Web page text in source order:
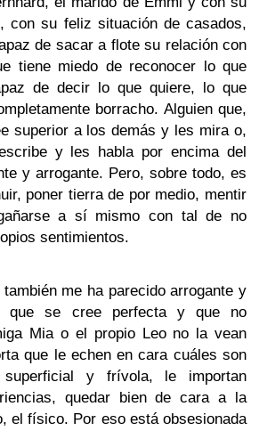
con su feliz situación de casados,
de sacar a flote su relación con
tiene miedo de reconocer lo que
de decir lo que quiere, lo que
borracho. Alguien que,
superior a los demás y les mira o,
y les habla por encima del
y arrogante. Pero, sobre todo, es
poner tierra de por medio, mentir
a sí mismo con tal de no
sentimientos.
me ha parecido arrogante y
que se cree perfecta y que no
Mia o el propio Leo no la vean
que le echen en cara cuáles son
y frívola, le importan
quedar bien de cara a la
el físico. Por eso está obsesionada